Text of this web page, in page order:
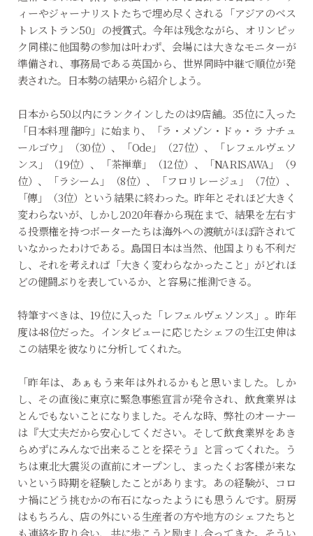
ィーやジャーナリストたちで埋め尽くされる「アジアのベス
トレストラン50」の授賞式。今年は残念ながら、オリンピッ
ク同様に他国勢の参加は叶わず、会場には大きなモニターが
準備され、事務局である英国から、世界同時中継で順位が発
表された。日本勢の結果から紹介しよう。
日本から50以内にランクインしたのは9店舗。35位に入った
「日本料理 龍吟」に始まり、「ラ・メゾン・ドゥ・ラ ナチュ
ールゴウ」（30位）、「Ode」（27位）、「レフェルヴェソ
ンス」（19位）、「茶禅華」（12位）、「NARISAWA」（9
位）、「ラシーム」（8位）、「フロリレージュ」（7位）、
「傳」（3位）という結果に終わった。昨年とそれほど大きく
変わらないが、しかし2020年春から現在まで、結果を左右す
る投票権を持つボーターたちは海外への渡航がほぼ許されて
いなかったわけである。島国日本は当然、他国よりも不利だ
し、それを考えれば「大きく変わらなかったこと」がどれほ
どの健闘ぶりを表しているか、と容易に推測できる。
特筆すべきは、19位に入った「レフェルヴェソンス」。昨年
度は48位だった。インタビューに応じたシェフの生江史伸は
この結果を彼なりに分析してくれた。
「昨年は、あぁもう来年は外れるかもと思いました。しか
し、その直後に東京に緊急事態宣言が発令され、飲食業界は
とんでもないことになりました。そんな時、弊社のオーナー
は『大丈夫だから安心してください。そして飲食業界をあき
らめずにみんなで出来ることを探そう』と言ってくれた。う
ちは東北大震災の直前にオープンし、まったくお客様が来な
いという時期を経験したことがあります。あの経験が、コロ
ナ禍にどう挑むかの布石になったようにも思うんです。厨房
はもちろん、店の外にいる生産者の方や地方のシェフたちと